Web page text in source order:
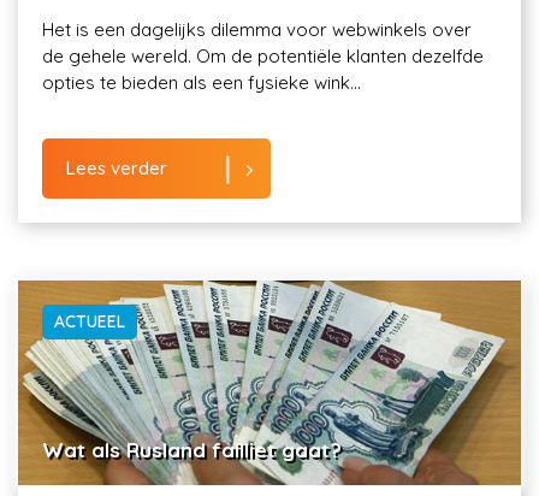
Het is een dagelijks dilemma voor webwinkels over
de gehele wereld. Om de potentiële klanten dezelfde
opties te bieden als een fysieke wink...
Lees verder
ACTUEEL
Wat als Rusland failliet gaat?